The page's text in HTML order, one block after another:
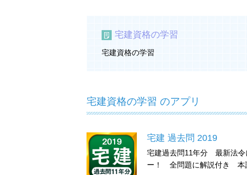
宅建資格の学習
宅建資格の学習
宅建資格の学習 のアプリ
宅建 過去問 2019
宅建過去問11年分 最新法
ー！ 全問題に解説付き 本